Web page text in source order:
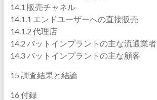
14.1 販売チャネル
14.1.1 エンドユーザーへの直接販売
14.1.2 代理店
14.2 バットインプラントの主な流通業者
14.3 バットインプラントの主な顧客
15 調査結果と結論
16 付録